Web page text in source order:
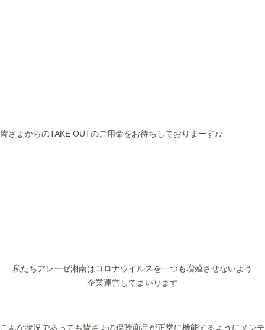
皆さまからのTAKE OUTのご用命をお待ちしておりまーす♪♪
私たちアレーゼ湘南はコロナウイルスを一つも増殖させないよう
企業運営してまいります
こんな状況であっても皆さまの保険商品が正常に機能するようにメンテ